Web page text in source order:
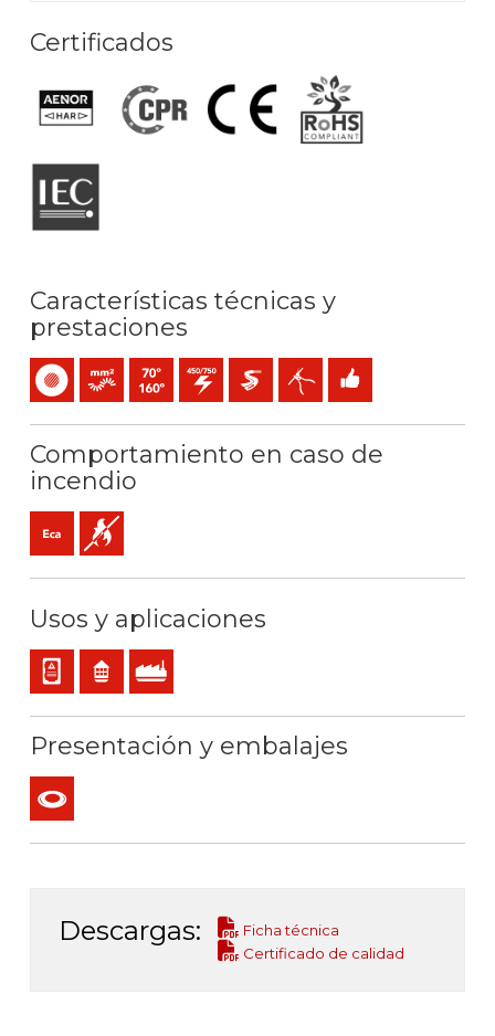
Certificados
Características técnicas y
prestaciones
Unipolar Conductor flexible (clase 5) mm2
Temperatura máx. servicio: 70ºC / 160ºC
450 / 750 V C.A.Extra-deslizante
Fácil peladoFácil instalación
Comportamiento en caso de
incendio
Eca (reacción al fuego)
No propagador de la llama
Usos y aplicaciones
Cableado interno de cuadros o equipos
ResidencialUso industrial
Presentación y embalajes
Descargas:
Ficha técnica
Certificado de calidad